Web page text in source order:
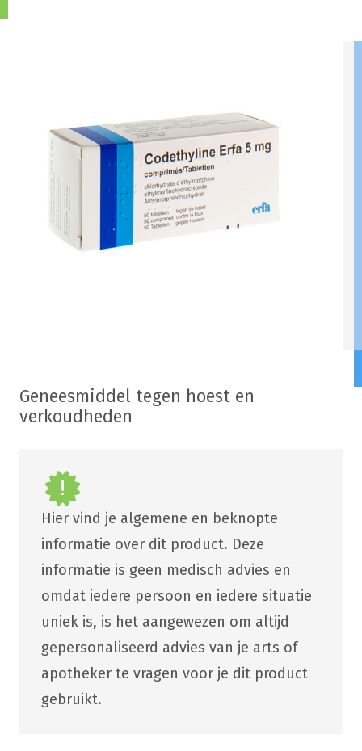
Geneesmiddel tegen hoest en
verkoudheden
Hier vind je algemene en beknopte
informatie over dit product. Deze
informatie is geen medisch advies en
omdat iedere persoon en iedere situatie
uniek is, is het aangewezen om altijd
gepersonaliseerd advies van je arts of
apotheker te vragen voor je dit product
gebruikt.